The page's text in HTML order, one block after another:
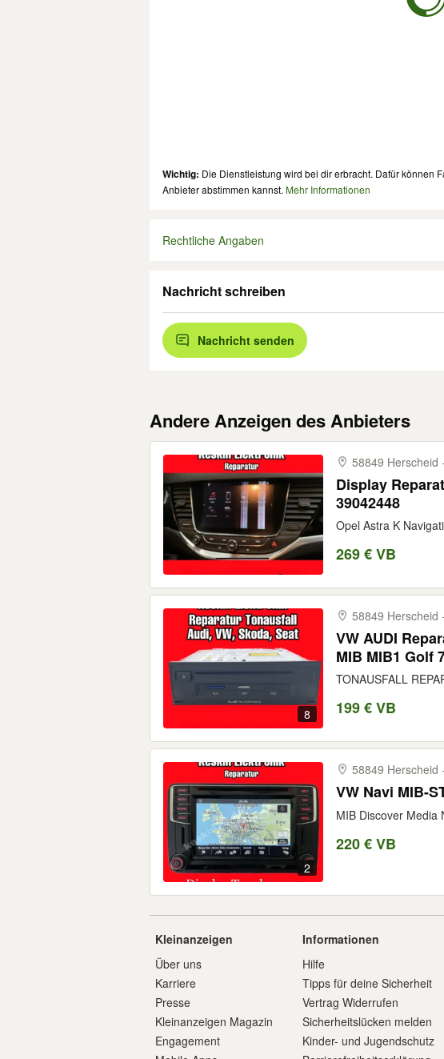
Wichtig: Die Dienstleistung wird bei dir erbracht. Dafür können
Anbieter abstimmen kannst. Mehr Informationen
Rechtliche Angaben
Nachricht schreiben
Nachricht senden
Andere Anzeigen des Anbieters
58849 Herscheid
Display
39042448
Opel Astra K
269 € VB
8
58849 Herscheid
VW AUDI
MIB MIB1 Golf
TONAUSFALL
199 € VB
2
58849 Herscheid
VW Navi MIB-
MIB Discover Media
220 € VB
Kleinanzeigen
Über uns
Karriere
Presse
Kleinanzeigen Magazin
Engagement
Informationen
Hilfe
Tipps für deine Sicherheit
Vertrag Widerrufen
Sicherheitslücken melden
Kinder- und Jugendschutz